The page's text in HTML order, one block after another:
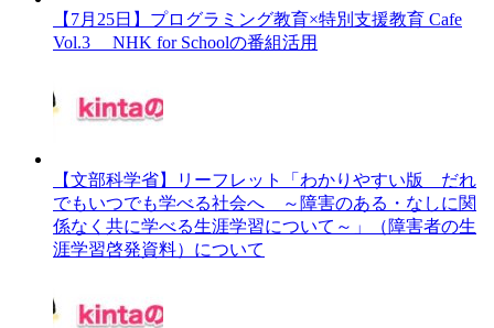
【7月25日】プログラミング教育×特別支援教育 Cafe
Vol.3 NHK for Schoolの番組活用
【文部科学省】リーフレット「わかりやすい版 だれ
でもいつでも学べる社会へ ～障害のある・なしに関
係なく共に学べる生涯学習について～」（障害者の生
涯学習啓発資料）について